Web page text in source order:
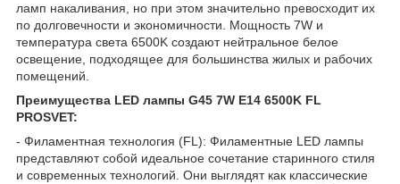
ламп накаливания, но при этом значительно превосходит их
по долговечности и экономичности. Мощность 7W и
температура света 6500K создают нейтральное белое
освещение, подходящее для большинства жилых и рабочих
помещений.
Преимущества LED лампы G45 7W E14 6500K FL
PROSVET:
- Филаментная технология (FL): Филаментные LED лампы
представляют собой идеальное сочетание старинного стиля
и современных технологий. Они выглядят как классические